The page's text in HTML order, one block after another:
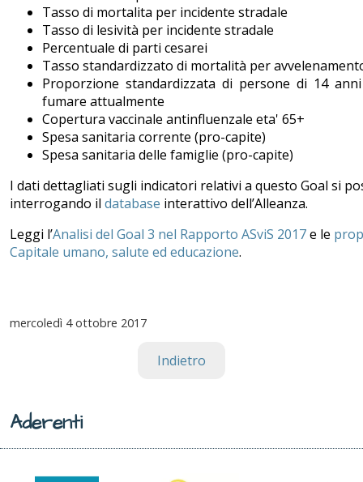
Tasso di mortalita per incidente stradale
Tasso di lesività per incidente stradale
Percentuale di parti cesarei
Tasso standardizzato di mortalità per
Proporzione standardizzata di persone di 14
fumare attualmente
Copertura vaccinale antinfluenzale eta' 65+
Spesa sanitaria corrente (pro-capite)
Spesa sanitaria delle famiglie (pro-capite)
I dati dettagliati sugli indicatori relativi a questo Goal si
interrogando il database interattivo dell’Alleanza.
Leggi l’Analisi del Goal 3 nel Rapporto ASviS 2017e le
Capitale umano, salute ed educazione.
mercoledì 4 ottobre 2017
Indietro
Aderenti